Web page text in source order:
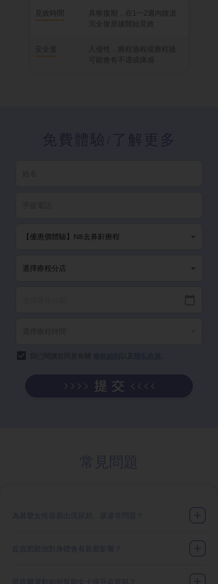
見效時間
具恢復期，在1一2週內陰道
完全復原後開始見效
安全度
入侵性，療程過程或療程後
可能會有不適或痛感